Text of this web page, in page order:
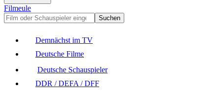
Filmeule
Suchen
Demnächst im TV
Deutsche Filme
Deutsche Schauspieler
DDR / DEFA / DFF